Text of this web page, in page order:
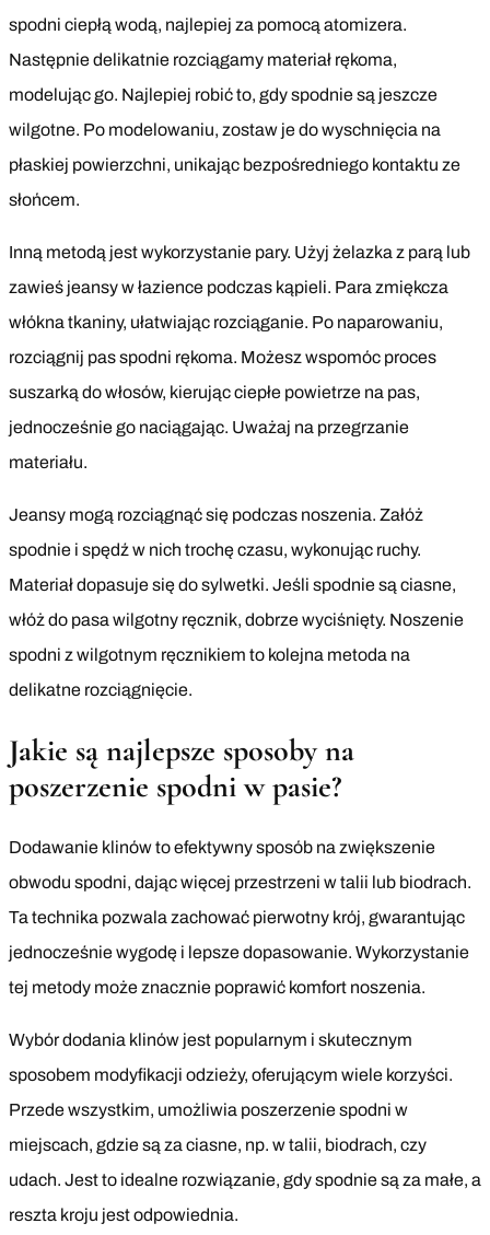
spodni ciepłą wodą, najlepiej za pomocą atomizera.
Następnie delikatnie rozciągamy materiał rękoma,
modelując go. Najlepiej robić to, gdy spodnie są jeszcze
wilgotne. Po modelowaniu, zostaw je do wyschnięcia na
płaskiej powierzchni, unikając bezpośredniego kontaktu ze
słońcem.
Inną metodą jest wykorzystanie pary. Użyj żelazka z parą lub
zawieś jeansy w łazience podczas kąpieli. Para zmiękcza
włókna tkaniny, ułatwiając rozciąganie. Po naparowaniu,
rozciągnij pas spodni rękoma. Możesz wspomóc proces
suszarką do włosów, kierując ciepłe powietrze na pas,
jednocześnie go naciągając. Uważaj na przegrzanie
materiału.
Jeansy mogą rozciągnąć się podczas noszenia. Załóż
spodnie i spędź w nich trochę czasu, wykonując ruchy.
Materiał dopasuje się do sylwetki. Jeśli spodnie są ciasne,
włóż do pasa wilgotny ręcznik, dobrze wyciśnięty. Noszenie
spodni z wilgotnym ręcznikiem to kolejna metoda na
delikatne rozciągnięcie.
Jakie są najlepsze sposoby na
poszerzenie spodni w pasie?
Dodawanie klinów to efektywny sposób na zwiększenie
obwodu spodni, dając więcej przestrzeni w talii lub biodrach.
Ta technika pozwala zachować pierwotny krój, gwarantując
jednocześnie wygodę i lepsze dopasowanie. Wykorzystanie
tej metody może znacznie poprawić komfort noszenia.
Wybór dodania klinów jest popularnym i skutecznym
sposobem modyfikacji odzieży, oferującym wiele korzyści.
Przede wszystkim, umożliwia poszerzenie spodni w
miejscach, gdzie są za ciasne, np. w talii, biodrach, czy
udach. Jest to idealne rozwiązanie, gdy spodnie są za małe, a
reszta kroju jest odpowiednia.